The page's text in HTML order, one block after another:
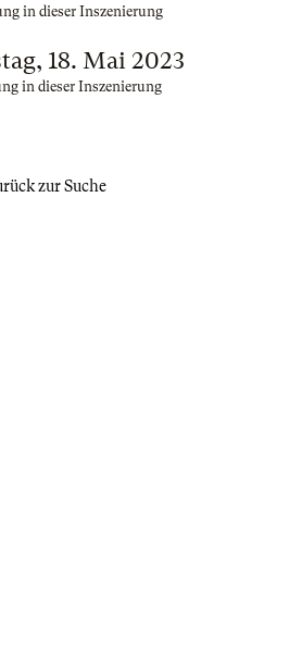
in dieser Inszenierung
18. Mai 2023
in dieser Inszenierung
zur Suche